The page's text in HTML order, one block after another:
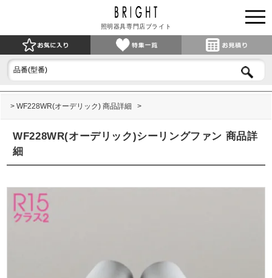
照明器具専門店ブライト
WF228WR(オーデリック) 商品詳細
WF228WR(オーデリック)シーリングファン 商品詳
細